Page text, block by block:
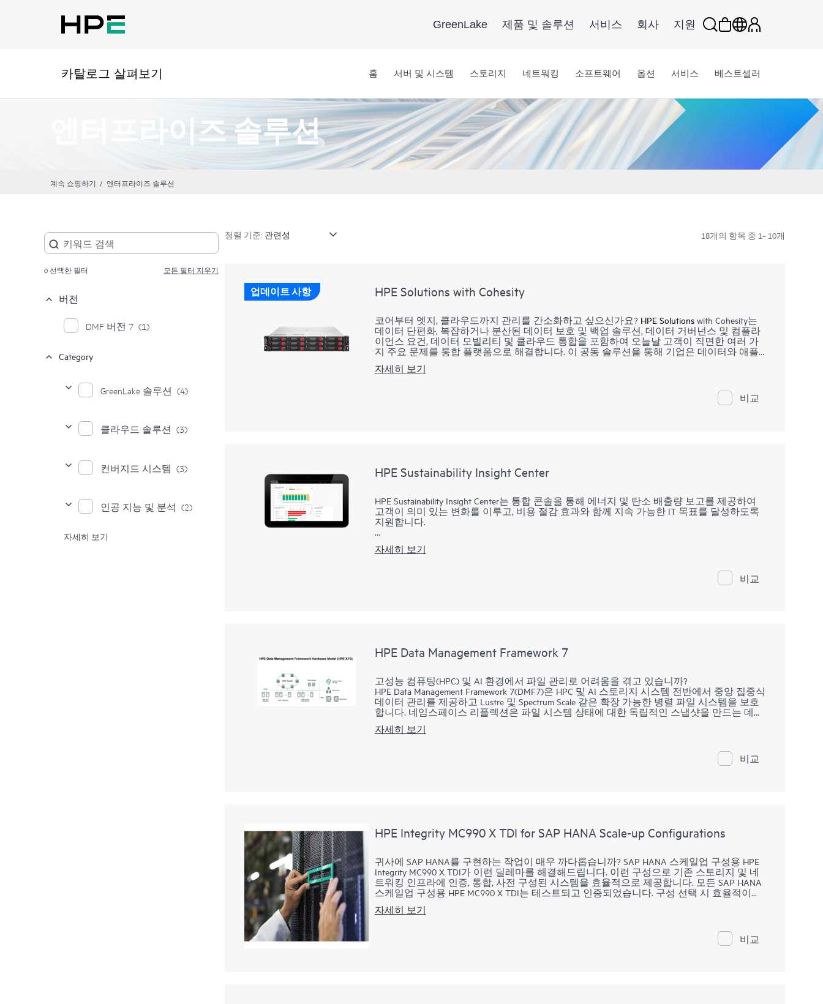
GreenLake 제품 및 솔루션 서비스 회사 지원
카탈로그 살펴보기 홈 서버 및 시스템 스토리지 네트워킹 소프트웨어 옵션 서비스 베스트셀러
엔터프라이즈 솔루션
계속 쇼핑하기 엔터프라이즈 솔루션
0선택한 필터 모든 필터 지우기
버전
DMF 버전 7 (1)
Category
GreenLake 솔루션 (4)
클라우드 솔루션 (3)
컨버지드 시스템 (3)
인공 지능 및 분석 (2)
자세히 보기
정렬 기준: 18개의 항목 중 1~ 10개
업데이트 사항 HPE Solutions with Cohesity
코어부터 엣지, 클라우드까지 관리를 간소화하고 싶으신가요? HPE Solutionswith Cohesity는
데이터 단편화, 복잡하거나 분산된 데이터 보호 및 백업 솔루션, 데이터 거버넌스 및 컴플라
이언스 요건, 데이터 모빌리티 및 클라우드 통합을 포함하여 오늘날 고객이 직면한 여러 가
지 주요 문제를 통합 플랫폼으로 해결합니다. 이 공동 솔루션을 통해 기업은 데이터와 애플
신속하게 복구할 수 있습니다. HPE Solutions with Cohesity는 최적화된 HPE ProLiant 또는 HPE
합니다. 이 솔루션은 온프레미스 또는 클라우드에서 사용 가능한 광범위한 데이터 관리 서
비스를 포함합니다. HPE Solutions with Cohesity는 추가 사용 사례에 맞게 쉽게 확장할 수 있는
자세히 보기
비교
HPE Sustainability Insight Center
HPE Sustainability Insight Center는 통합 콘솔을 통해 에너지 및 탄소 배출량 보고를 제공하여
고객이 의미 있는 변화를 이루고, 비용 절감 효과와 함께 지속 가능한 IT 목표를 달성하도록
지원합니다.
Compute Ops Management – OneView Edition에서 관리하는 HPE 컴퓨팅 장치의 총 에너지 소비
장치의 에너지 소비 데이터를 보고합니다.
자세히 보기
비교
HPE Data Management Framework 7
고성능 컴퓨팅(HPC) 및 AI 환경에서 파일 관리로 어려움을 겪고 있습니까?
HPE Data Management Framework 7(DMF7)은 HPC 및 AI 스토리지 시스템 전반에서 중앙 집중식
데이터 관리를 제공하고 Lustre 및 Spectrum Scale 같은 확장 가능한 병렬 파일 시스템을 보호
합니다. 네임스페이스 리플렉션은 파일 시스템 상태에 대한 독립적인 스냅샷을 만드는 데
버전을 유지보수하므로 사용자는 이전에 성공한 작업 실행에서 파일을 복구할 수 있습니다.
HPE DMF7은 스토리지 계층에서 계층 간 데이터 이동을 자동화합니다(예: 플래시와 디스크
간). 관리자와 사용자는 HPE DMF7을 사용하여 파일 시스템 간에 파일을 이동할 수도 있습니
자세히 보기
비교
HPE Integrity MC990 X TDI for SAP HANA Scale-up Configurations
귀사에 SAP HANA를 구현하는 작업이 매우 까다롭습니까? SAP HANA 스케일업 구성용 HPE
Integrity MC990 X TDI가 이런 딜레마를 해결해드립니다. 이런 구성으로 기존 스토리지 및 네
트워킹 인프라에 인증, 통합, 사전 구성된 시스템을 효율적으로 제공합니다. 모든 SAP HANA
스케일업 구성용 HPE MC990 X TDI는 테스트되고 인증되었습니다. 구성 선택 시 효율적이고
함에 따라 SAP HANA 스케일업 구성용 HPE MC990 X TDI가 준비되어 증가한 워크로드를 원
자세히 보기
비교